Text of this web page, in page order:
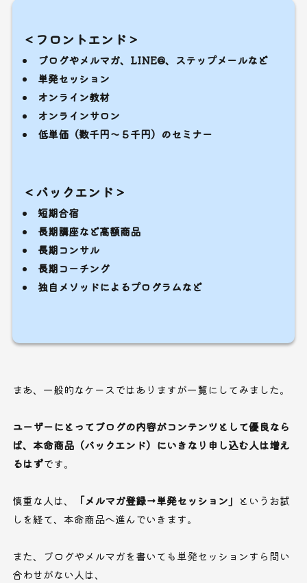
＜フロントエンド＞
ブログやメルマガ、LINE@、ステップメールなど
単発セッション
オンライン教材
オンラインサロン
低単価（数千円〜５千円）のセミナー
＜バックエンド＞
短期合宿
長期講座など高額商品
長期コンサル
長期コーチング
独自メソッドによるプログラムなど
まあ、一般的なケースではありますが一覧にしてみました。
ユーザーにとってブログの内容がコンテンツとして優良なら
ば、本命商品（バックエンド）にいきなり申し込む人は増え
るはずです。
慎重な人は、 「メルマガ登録→単発セッション」 というお試
しを経て、本命商品へ進んでいきます。
また、ブログやメルマガを書いても単発セッションすら問い
合わせがない人は、